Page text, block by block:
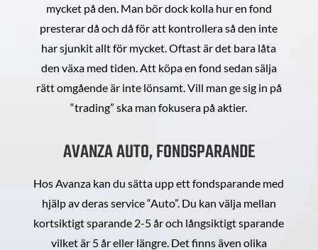
mycket på den. Man bör dock kolla hur en fond
presterar då och då för att kontrollera så den inte
har sjunkit allt för mycket. Oftast är det bara låta
den växa med tiden. Att köpa en fond sedan sälja
rätt omgående är inte lönsamt. Vill man ge sig in på
“trading” ska man fokusera på aktier.
AVANZA AUTO, FONDSPARANDE
Hos Avanza kan du sätta upp ett fondsparande med
hjälp av deras service “Auto”. Du kan välja mellan
kortsiktigt sparande 2-5 år och långsiktigt sparande
vilket är 5 år eller längre. Det finns även olika